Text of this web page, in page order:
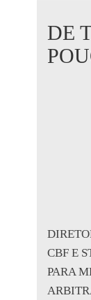
DE
CBF E
PARA